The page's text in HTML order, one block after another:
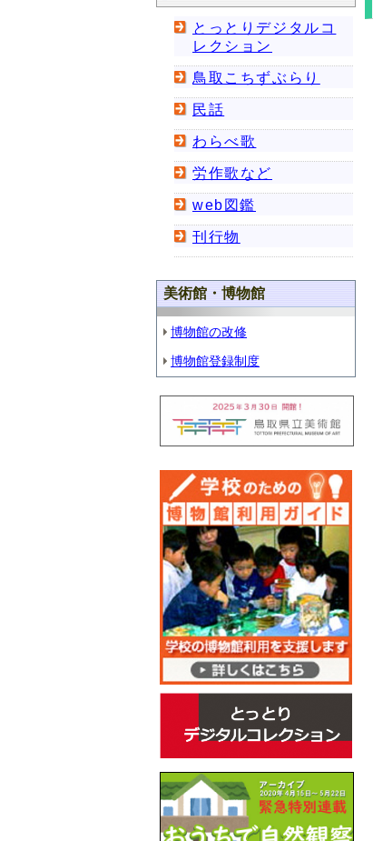
とっとりデジタルコ
レクション
鳥取こちずぶらり
民話
わらべ歌
労作歌など
web図鑑
刊行物
美術館・博物館
博物館の改修
博物館登録制度